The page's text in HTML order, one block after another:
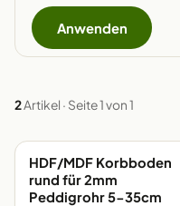
Anwenden
2Artikel · Seite 1 von 1
EIGENE FERTIGUNG
HDF/MDF Korbboden
rund für 2mm
Peddigrohr 5-35cm